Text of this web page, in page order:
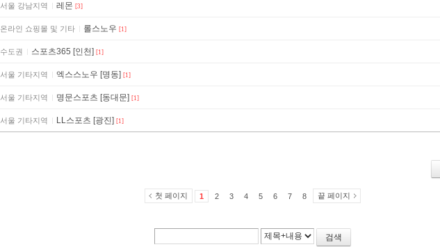
서울 강남지역 레몬 [3]
온라인 쇼핑몰 및 기타 롤스노우 [1]
수도권 스포츠365 [인천] [1]
서울 기타지역 엑스스노우 [명동] [1]
서울 기타지역 명문스포츠 [동대문] [1]
서울 기타지역 LL스포츠 [광진] [1]
첫 페이지 1 2 3 4 5 6 7 8 끝 페이지
검색